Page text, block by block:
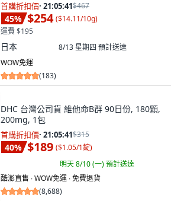
首購折扣價· 21:05:40$467
45% $254 ($14.11/10g)
運費 $195
日本 8/13 星期四 預計送達
WOW免運
(183)
DHC 台灣公司貨 維他命B群 90日份, 180顆,
200mg, 1包
首購折扣價· 21:05:40$315
40% $189 ($1.05/1錠)
明天 8/10 (一)預計送達
酷澎直售 ∙ WOW免運 ∙ 免費退貨
(8,688)